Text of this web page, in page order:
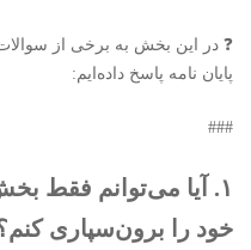
❓ در این بخش به برخی از
پایان نامه پاسخ داده‌ایم:
###
۱. آیا می‌توانم فقط
خود را برون‌سپاری